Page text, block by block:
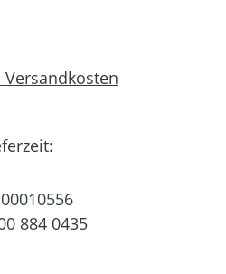
Versandkosten
884 0435